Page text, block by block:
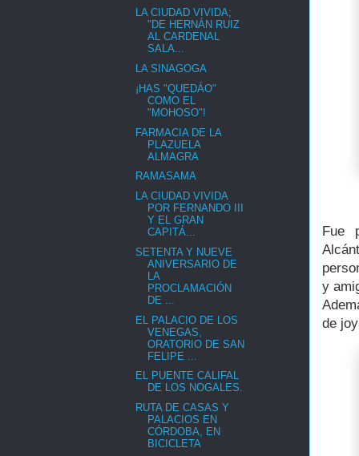
Fue
y
de
LA CIUDAD VIVIDA;
"DE HERNÁN RUIZ
AL CARDENAL
SALA...
LA SINAGOGA
¡HAS "QUEDÁO"
COMO EL
"MOHOSO"!
FARMACIA DE LA
PLAZUELA
ALMAGRA
RAMASAMA
LA CIUDAD VIVIDA
POR FERNANDO III
Y EL GRAN
CAPITÁ...
SETENTA Y NUEVE
ANIVERSARIO DE
LA
PROCLAMACIÓN
DE ...
EL PALACIO DE LOS
VENEGAS,
ORATORIO DE SAN
FELIPE ...
EL PUENTE CALIFAL
DE LOS NOGALES.
RUTA DE CASAS Y
PALACIOS EN
CÓRDOBA, EN
BICICLETA